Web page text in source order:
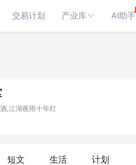
交易计划 产业库 AI助手
,江湖夜雨十年灯
短文 生活 计划